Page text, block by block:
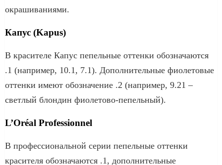
окрашиваниями.
Капус (Kapus)
В красителе Капус пепельные оттенки обозначаются
.1 (например, 10.1, 7.1). Дополнительные фиолетовые
оттенки имеют обозначение .2 (например, 9.21 –
светлый блондин фиолетово-пепельный).
L’Oréal Professionnel
В профессиональной серии пепельные оттенки
красителя обозначаются .1, дополнительные